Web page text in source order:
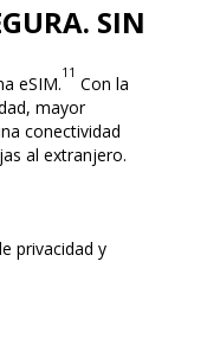
SIN
eSIM.11 Con la
mayor
conectividad
al extranjero.
privacidad y